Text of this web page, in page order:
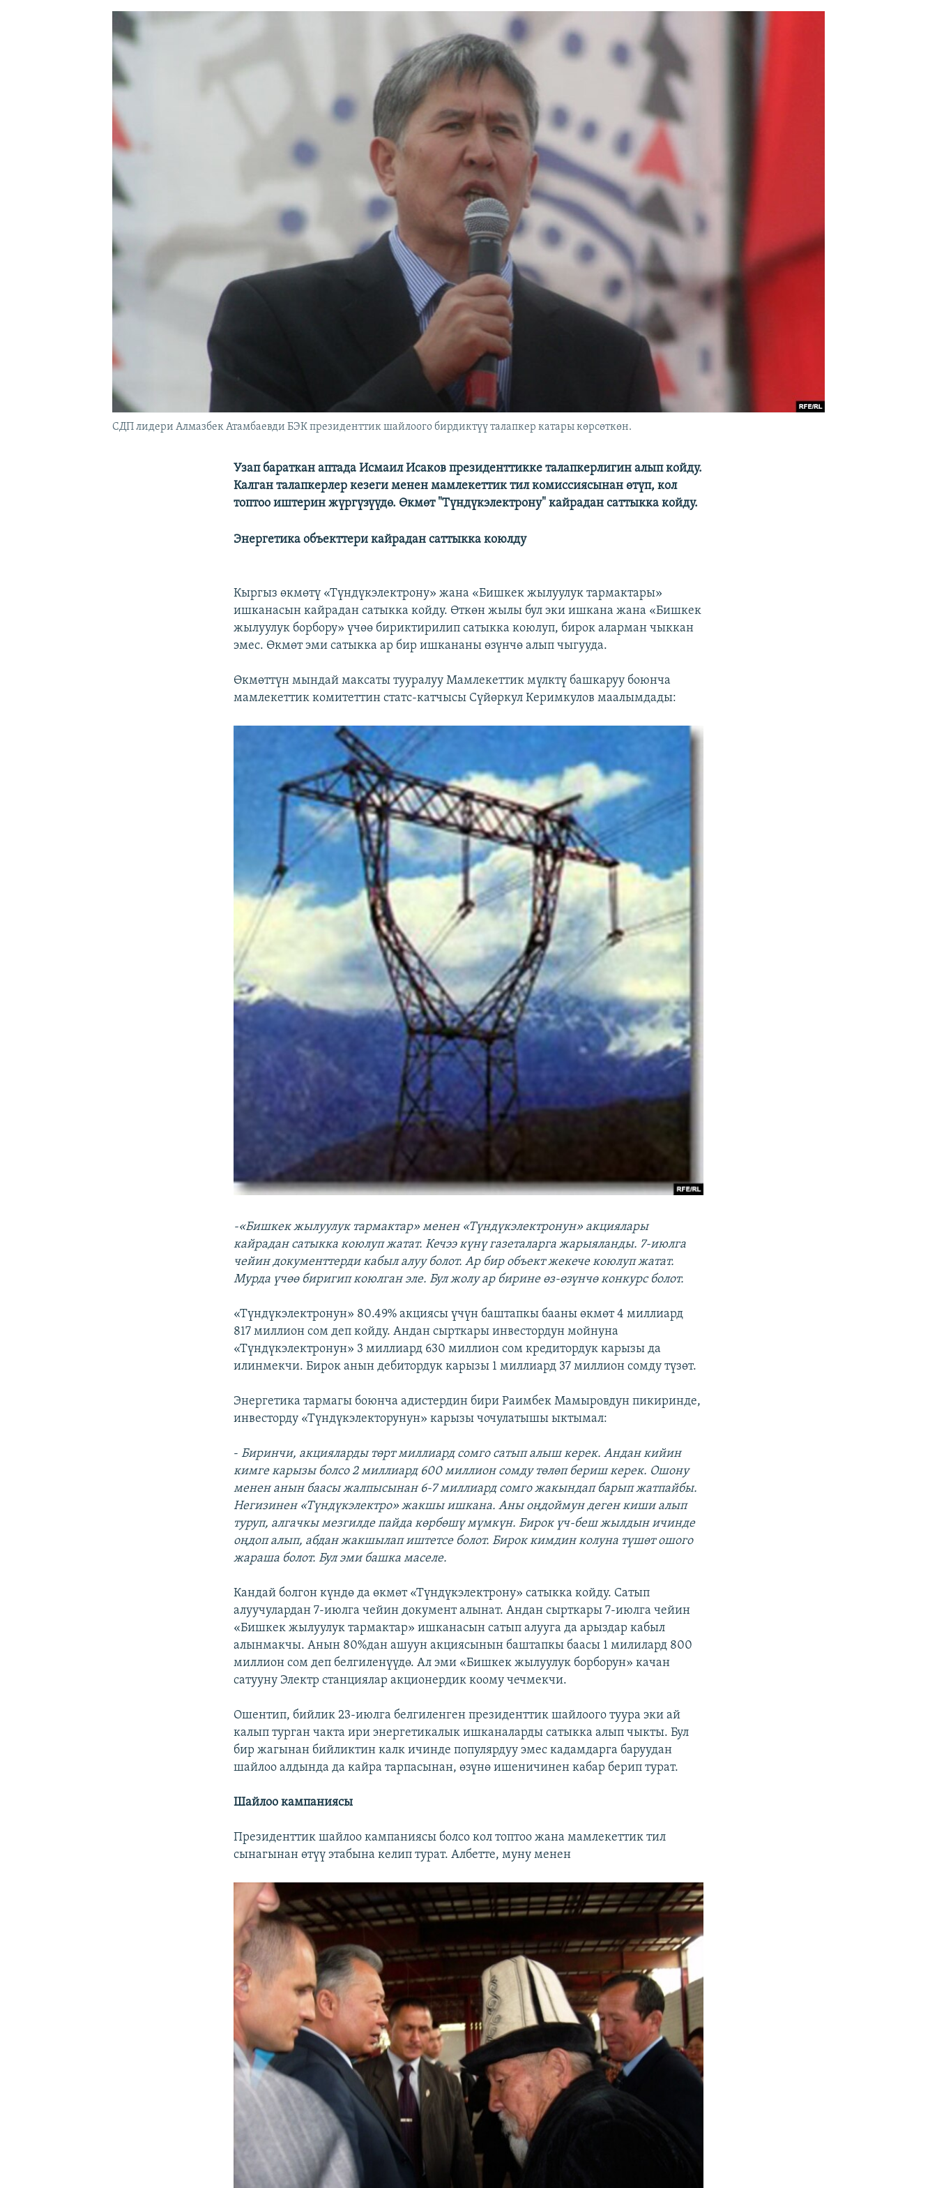
ЫҢГАЙСЫЗ СУРООЛОР
СДП лидери Алмазбек Атамбаевди БЭК президенттик шайлоого бирдиктүү талапкер катары көрсөткөн.
Узап бараткан аптада Исмаил Исаков президенттикке талапкерлигин алып койду.
Калган талапкерлер кезеги менен мамлекеттик тил комиссиясынан өтүп, кол
топтоо иштерин жүргүзүүдө. Өкмөт "Түндүкэлектрону" кайрадан саттыкка койду.
Энергетика объекттери кайрадан саттыкка коюлду
Кыргыз өкмөтү «Түндүкэлектрону» жана «Бишкек жылуулук тармактары»
ишканасын кайрадан сатыкка койду. Өткөн жылы бул эки ишкана жана «Бишкек
жылуулук борбору» үчөө бириктирилип сатыкка коюлуп, бирок аларман чыккан
эмес. Өкмөт эми сатыкка ар бир ишкананы өзүнчө алып чыгууда.
Өкмөттүн мындай максаты тууралуу Мамлекеттик мүлктү башкаруу боюнча
мамлекеттик комитеттин статс-катчысы Сүйөркул Керимкулов маалымдады:
-«Бишкек жылуулук тармактар» менен «Түндүкэлектронун» акциялары
кайрадан сатыкка коюлуп жатат. Кечээ күнү газеталарга жарыяланды. 7-июлга
чейин документтерди кабыл алуу болот. Ар бир объект жекече коюлуп жатат.
Мурда үчөө биригип коюлган эле. Бул жолу ар бирине өз-өзүнчө конкурс болот.
«Түндүкэлектронун» 80.49% акциясы үчүн баштапкы бааны өкмөт 4 миллиард
817 миллион сом деп койду. Андан сырткары инвестордун мойнуна
«Түндүкэлектронун» 3 миллиард 630 миллион сом кредитордук карызы да
илинмекчи. Бирок анын дебитордук карызы 1 миллиард 37 миллион сомду түзөт.
Энергетика тармагы боюнча адистердин бири Раимбек Мамыровдун пикиринде,
инвесторду «Түндүкэлекторунун» карызы чочулатышы ыктымал:
-Биринчи, акцияларды төрт миллиард сомго сатып алыш керек. Андан кийин
кимге карызы болсо 2 миллиард 600 миллион сомду төлөп бериш керек. Ошону
менен анын баасы жалпысынан 6-7 миллиард сомго жакындап барып жатпайбы.
Негизинен «Түндүкэлектро» жакшы ишкана. Аны оңдоймун деген киши алып
туруп, алгачкы мезгилде пайда көрбөшү мүмкүн. Бирок үч-беш жылдын ичинде
оңдоп алып, абдан жакшылап иштетсе болот. Бирок кимдин колуна түшөт ошого
жараша болот. Бул эми башка маселе.
Кандай болгон күндө да өкмөт «Түндүкэлектрону» сатыкка койду. Сатып
алуучулардан 7-июлга чейин документ алынат. Андан сырткары 7-июлга чейин
«Бишкек жылуулук тармактар» ишканасын сатып алууга да арыздар кабыл
алынмакчы. Анын 80%дан ашуун акциясынын баштапкы баасы 1 милилард 800
миллион сом деп белгиленүүдө. Ал эми «Бишкек жылуулук борборун» качан
сатууну Электр станциялар акционердик коому чечмекчи.
Ошентип, бийлик 23-июлга белгиленген президенттик шайлоого туура эки ай
калып турган чакта ири энергетикалык ишканаларды сатыкка алып чыкты. Бул
бир жагынан бийликтин калк ичинде популярдуу эмес кадамдарга баруудан
шайлоо алдында да кайра тарпасынан, өзүнө ишеничинен кабар берип турат.
Шайлоо кампаниясы
Президенттик шайлоо кампаниясы болсо кол топтоо жана мамлекеттик тил
сынагынан өтүү этабына келип турат. Албетте, муну менен